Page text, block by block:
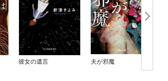
彼女の遺言 夫が邪魔